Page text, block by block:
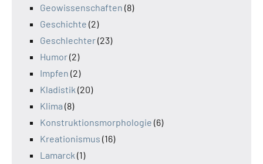
Geowissenschaften (8)
Geschichte (2)
Geschlechter(23)
Humor(2)
Impfen (2)
Kladistik (20)
Klima (8)
Konstruktionsmorphologie (6)
Kreationismus (16)
Lamarck (1)